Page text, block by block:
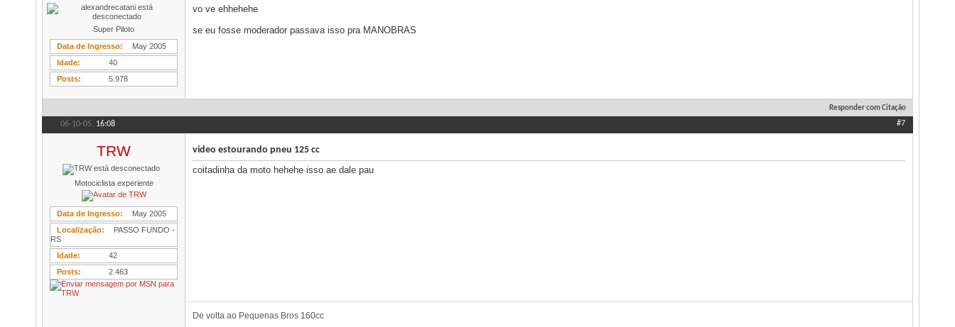
Super Piloto
Data de Ingresso
May 2005
Idade
40
Posts
5.978
vo ve ehhehehe
se eu fosse moderador passava isso pra MANOBRAS
Responder com Citação
06-10-05, 16:08 #7
TRW
Motociclista experiente
Data de Ingresso
May 2005
Localização
PASSO FUNDO -
RS
Idade
42
Posts
2.463
video estourando pneu 125 cc
coitadinha da moto hehehe isso ae dale pau
De volta ao Pequenas Bros 160cc